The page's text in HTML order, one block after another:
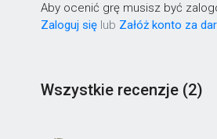
Aby ocenić grę musisz być
Zaloguj się lub Załóż konto za
Wszystkie recenzje (2)